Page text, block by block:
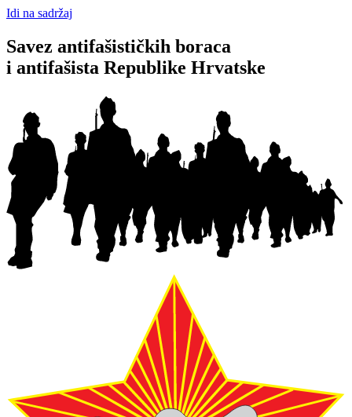
Idi na sadržaj
Savez antifašističkih boraca
i antifašista Republike Hrvatske